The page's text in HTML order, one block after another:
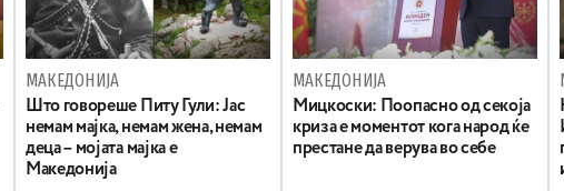
МАКЕДОНИЈА
Што говореше Питу Гули: Јас
немам мајка, немам жена, немам
деца – мојата мајка е
Македонија
МАКЕДОНИЈА
Мицкоски: Поопасно од секоја
криза е моментот кога народ ќе
престане да верува во себе